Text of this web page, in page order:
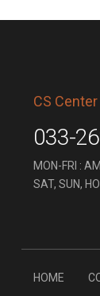
CS Center
033-
MON-FRI :
SAT, SUN,
HOME